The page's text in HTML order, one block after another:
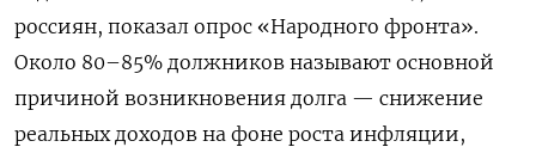
россиян, показал опрос «Народного фронта».
Около 80–85% должников называют основной
причиной возникновения долга — снижение
реальных доходов на фоне роста инфляции,